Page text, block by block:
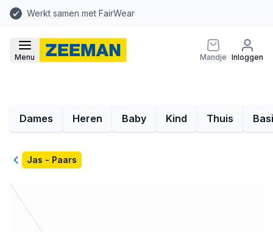
Werkt samen met FairWear
Menu Mandje Inloggen
Dames Heren Baby Kind Thuis
TerugJas - Paars